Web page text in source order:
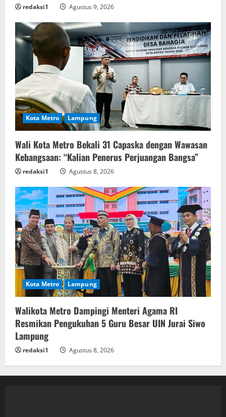
redaksi1 Agustus 9, 2026
Kota Metro Lampung
Wali Kota Metro Bekali 31 Capaska dengan Wawasan
Kebangsaan: “Kalian Penerus Perjuangan Bangsa”
redaksi1 Agustus 8, 2026
Kota Metro Lampung
Walikota Metro Dampingi Menteri Agama RI
Resmikan Pengukuhan 5 Guru Besar UIN Jurai Siwo
Lampung
redaksi1 Agustus 8, 2026